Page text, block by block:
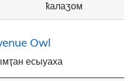
ҟалаӡом
Owl
есыуаха